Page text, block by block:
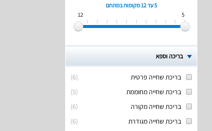
5 עד 12
מקומות במתחם
5
12
בריכה וספא
(
6
)
בריכת שחייה פרטית
(
5
)
בריכת שחייה מחוממת
(
6
)
בריכת שחייה מקורה
(
6
)
בריכת שחייה מגודרת